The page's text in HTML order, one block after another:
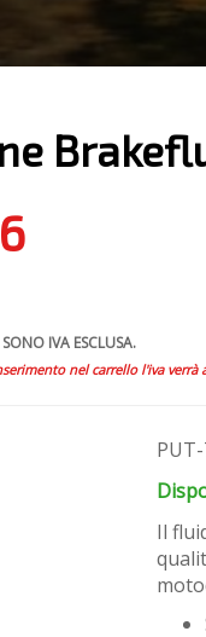
IVA ESCLUSA.
nel carrello l'iva verrà
Il